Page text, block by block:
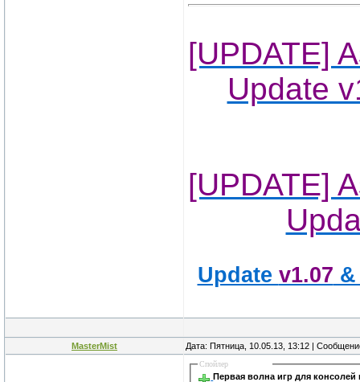
[UPDATE]
Update
[UPDATE]
Update v1.07
MasterMist Дата: Пятница, 10.05.13, 13:12 |
Спойлер
Первая волна игр для